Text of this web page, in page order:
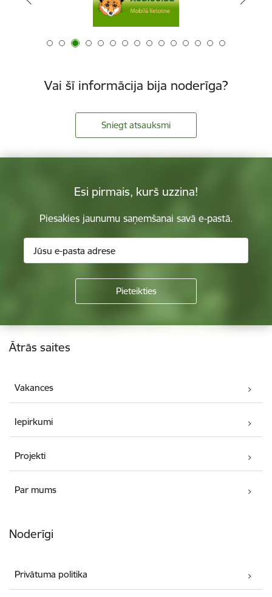
Vai šī informācija bija noderīga?
Sniegt atsauksmi
Esi pirmais, kurš uzzina!
Piesakies jaunumu saņemšanai savā e-pastā.
Kājene
Ātrās saites
Vakances
Iepirkumi
Projekti
Par mums
Noderīgi
Privātuma politika